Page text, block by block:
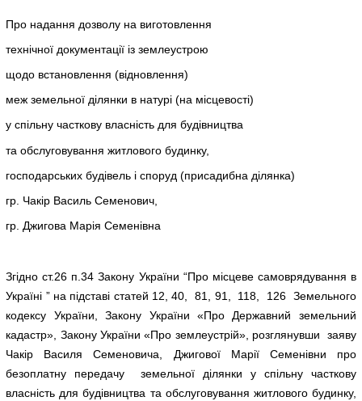
Про надання дозволу на виготовлення
технічної документації із землеустрою
щодо встановлення (відновлення)
меж земельної ділянки в натурі (на місцевості)
у спільну часткову власність для будівництва
та обслуговування житлового будинку,
господарських будівель і споруд (присадибна ділянка)
гр. Чакір Василь Семенович,
гр. Джигова Марія Семенівна
Згідно ст.26 п.34 Закону України “Про місцеве самоврядування в
Україні ” на підставі статей 12, 40, 81, 91, 118, 126 Земельного
кодексу України, Закону України «Про Державний земельний
кадастр», Закону України «Про землеустрій», розглянувши заяву
Чакір Василя Семеновича, Джигової Марії Семенівни про
безоплатну передачу земельної ділянки у спільну часткову
власність для будівництва та обслуговування житлового будинку,